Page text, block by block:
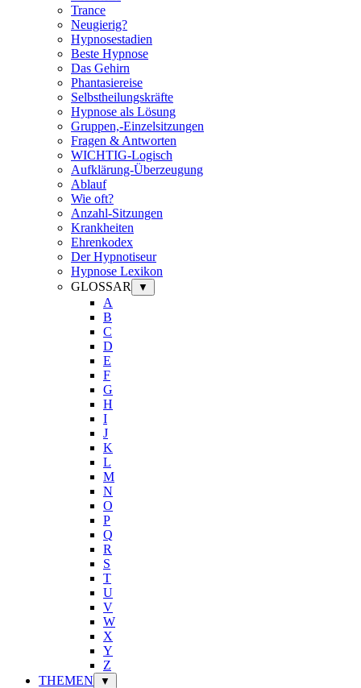
Trance
Neugierig?
Hypnosestadien
Beste Hypnose
Das Gehirn
Phantasiereise
Selbstheilungskräfte
Hypnose als Lösung
Gruppen,-Einzelsitzungen
Fragen & Antworten
WICHTIG-Logisch
Aufklärung-Überzeugung
Ablauf
Wie oft?
Anzahl-Sitzungen
Krankheiten
Ehrenkodex
Der Hypnotiseur
Hypnose Lexikon
GLOSSAR
▼
A
B
C
D
E
F
G
H
I
J
K
L
M
N
O
P
Q
R
S
T
U
V
W
X
Y
Z
THEMEN
▼